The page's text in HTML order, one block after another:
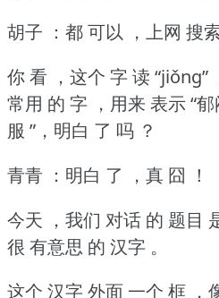
胡子 ：都 可以 ，上网 搜
你 看 ，这个 字 读 “jiǒng”
常用 的 字 ，用来 表示 “
服 ”，明白 了 吗 ？
青青 ：明白 了 ，真 囧 ！
今天 ，我们 对话 的 题目
很 有意思 的 汉字 。
这个 汉字 外面 一个 框 ，